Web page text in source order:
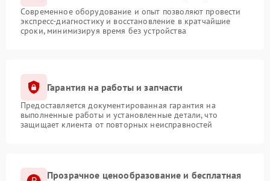
Современное оборудование и опыт позволяют провести
экспресс-диагностику и восстановление в кратчайшие
сроки, минимизируя время без устройства
Гарантия на работы и запчасти
Предоставляется документированная гарантия на
выполненные работы и установленные детали, что
защищает клиента от повторных неисправностей
Прозрачное ценообразование и бесплатная